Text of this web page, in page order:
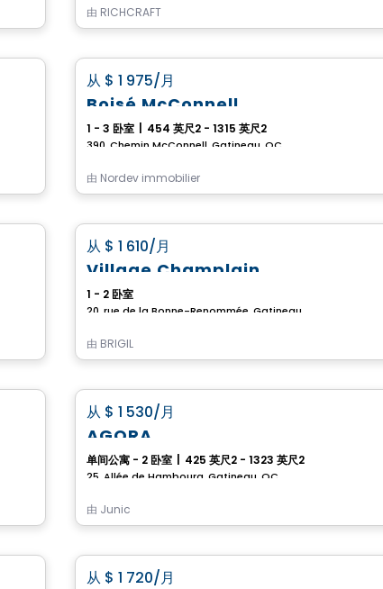
由 RICHCRAFT
公寓
租赁促销进行中
从 $ 1 975/月
Boisé McConnell
1 - 3 卧室 454 英尺2 - 1315 英尺2
390, Chemin McConnell, Gatineau, QC
由 Nordev immobilier
房子
从 $ 1 610/月
Village Champlain
1 - 2 卧室
由 BRIGIL
公寓
从 $ 1 530/月
AGORA
单间公寓 - 2 卧室 425 英尺2 - 1323 英尺2
25, Allée de Hambourg, Gatineau, QC
由 Junic
公寓
从 $ 1 720/月